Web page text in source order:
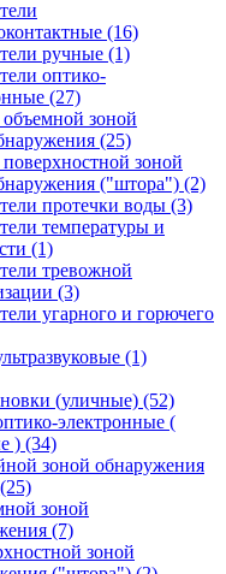
(16)
ручные (1)
оптико-
(27)
зоной
(25)
зоной
("штора") (2)
протечки воды (3)
температуры и
(1)
тревожной
(3)
угарного и горючего
(1)
(уличные) (52)
электронные (
) (34)
зоной обнаружения
(25)
зоной
(7)
зоной